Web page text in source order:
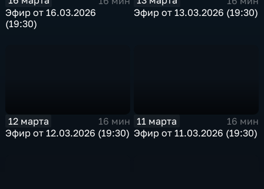
Эфир от 16.03.2026
(19:30)
Эфир от 13.03.2026 (19:30)
12 марта
16 мин
Эфир от 12.03.2026 (19:30)
11 марта
16 мин
Эфир от 11.03.2026 (19:30)